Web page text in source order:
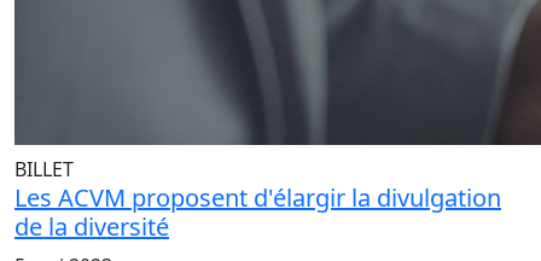
BILLET
Les ACVM proposent d'élargir la divulgation
de la diversité